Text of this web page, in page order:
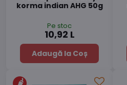
korma indian AHG 50g
Pe stoc
10,92 L
Adaugă la Coș